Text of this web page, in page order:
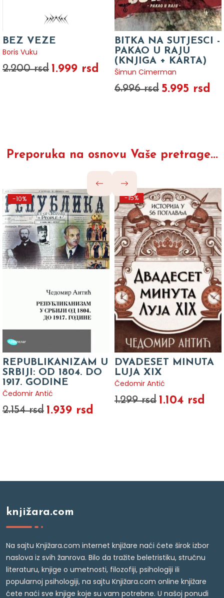
BEZ VEZE
Boris Vuku
2.200 rsd 1.999 rsd
BITKA NA SUTJESCI -
PAKAO U RAJU
(KNJIGA + KARTA)
Šimun Cimerman
6.996 rsd 5.995 rsd
Preporuka na osnovu Vaše pretrage...
-10%
REPUBLIKANIZAM U
SRBIJI: OD 1804. DO
1917. GODINE
Čedomir Antić
2.154 rsd 1.939 rsd
-15%
DVADESET MINUTA
LUJA XIX
Čedomir Antić
1.299 rsd 1.104 rsd
knjižara.com
Na sajtu Knjižara.com internet knjižare naći ćete širok izbor
naslova iz svih žanrova. Bilo da tražite beletristiku, stručnu
literaturu, knjige o umetnosti, filozofiji, psihologiji ili
popularnoj psihologiji, na sajtu Knjižara.com online knjižare
ćete naći sve knjige koje su vam potrebne. U našoj ponudi